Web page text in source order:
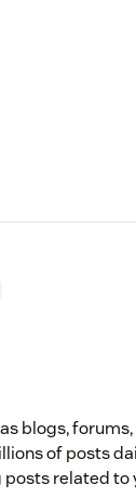
blogs,
of posts
related to